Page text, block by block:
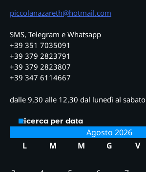
piccolanazareth@hotmail.com
SMS, Telegram e Whatsapp
+39 351 7035091
+39 379 2823791
+39 379 2823807
+39 347 6114667
dalle 9,30 alle 12,30 dal lunedì al sabato
Ricerca per data
Agosto 2026
L
M M G V